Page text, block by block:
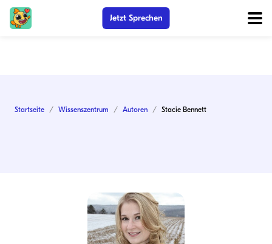
Jetzt Sprechen
Startseite Wissenszentrum Autoren Stacie Bennett